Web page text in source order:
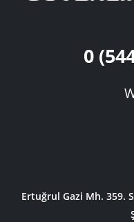
0
Ertuğrul Gazi Mh. 359.